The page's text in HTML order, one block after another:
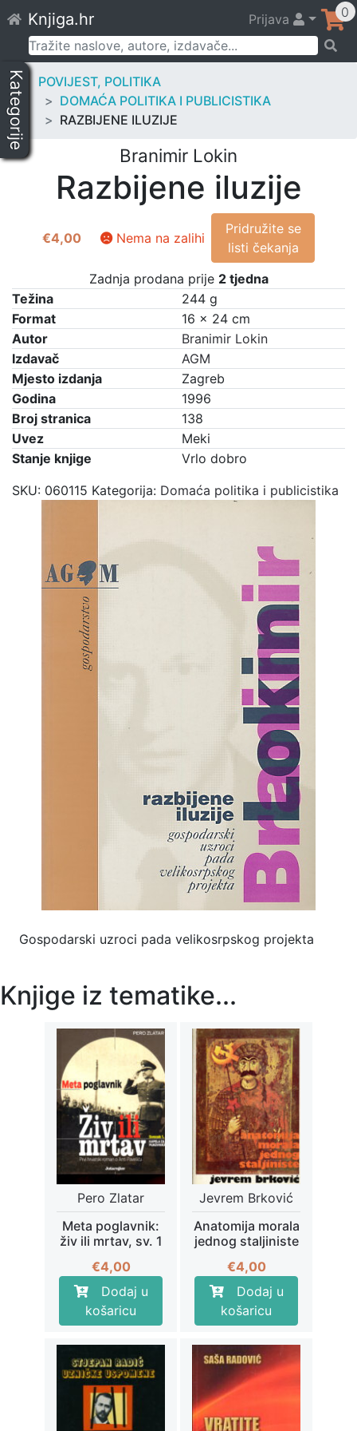
to
content
Knjiga.hr Prijava 0
Pretraži:
Kategorije
POVIJEST, POLITIKA
DOMAĆA POLITIKA I PUBLICISTIKA
RAZBIJENE ILUZIJE
Branimir Lokin
Razbijene iluzije
€4,00 Nema na zalihi
Pridružite se
listi čekanja
Zadnja prodana prije 2 tjedna
Težina
244 g
Format
16 × 24 cm
Autor
Branimir Lokin
Izdavač
AGM
Mjesto izdanja
Zagreb
Godina
1996
Broj stranica
138
Uvez
Meki
Stanje knjige
Vrlo dobro
SKU: 060115 Kategorija: Domaća politika i publicistika
Gospodarski uzroci pada velikosrpskog projekta
Knjige iz tematike...
Pero Zlatar
Meta poglavnik:
živ ili mrtav, sv. 1
€4,00
Dodaj u
košaricu
Jevrem Brković
Anatomija morala
jednog staljiniste
€4,00
Dodaj u
košaricu